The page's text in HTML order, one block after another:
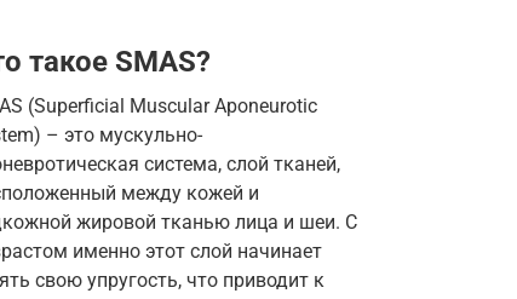
такое SMAS?
(Superficial Muscular Aponeurotic
– это мускульно-
система, слой тканей,
между кожей и
жировой тканью лица и шеи. С
именно этот слой начинает
свою упругость, что приводит к